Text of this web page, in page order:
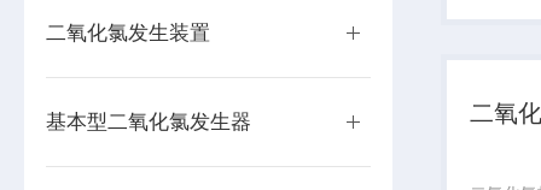
二氧化氯发生装置
基本型二氧化氯发生器
院、综
二氧